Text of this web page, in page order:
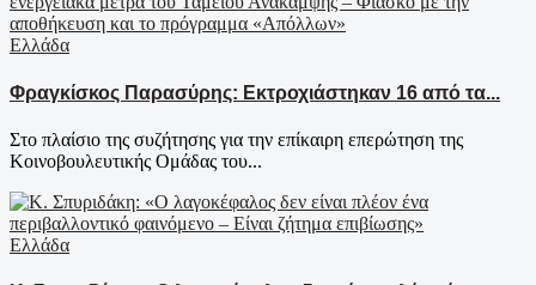
Ελλάδα
Φραγκίσκος Παρασύρης: Εκτροχιάστηκαν 16 από τα...
Στο πλαίσιο της συζήτησης για την επίκαιρη επερώτηση της
Κοινοβουλευτικής Ομάδας του...
Ελλάδα